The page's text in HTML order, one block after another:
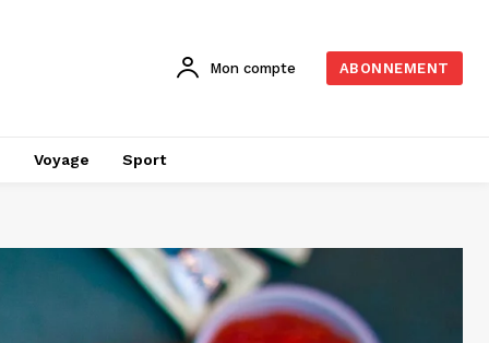
Mon compte ABONNEMENT
Voyage Sport